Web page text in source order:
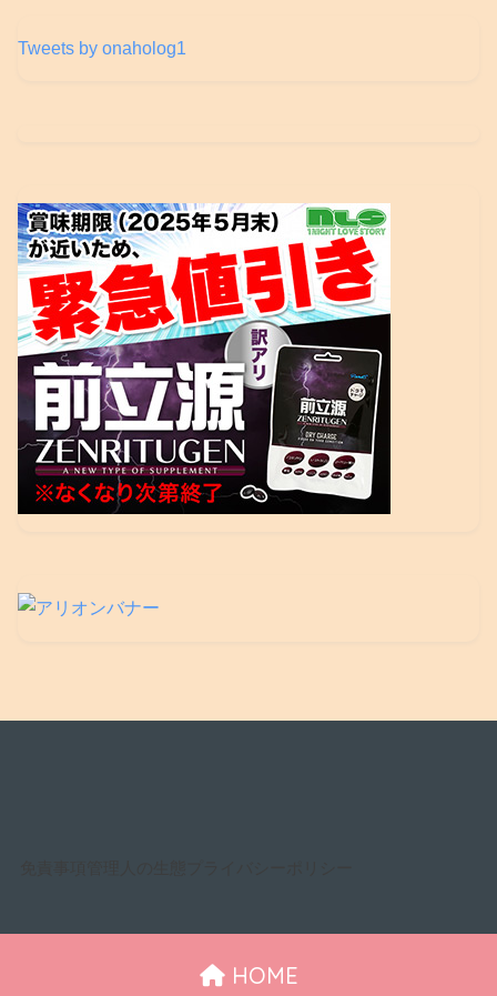
Tweets by onaholog1
HOME